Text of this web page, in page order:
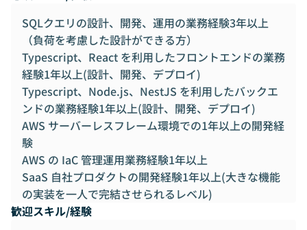
SQLクエリの設計、開発、運用の業務経験3年以上
（負荷を考慮した設計ができる方）
Typescript、React を利用したフロントエンドの業務
経験1年以上(設計、開発、デプロイ)
Typescript、Node.js、NestJS を利用したバックエ
ンドの業務経験1年以上(設計、開発、デプロイ)
AWS サーバーレスフレーム環境での1年以上の開発経
験
AWS の IaC 管理運用業務経験1年以上
SaaS 自社プロダクトの開発経験1年以上(大きな機能
の実装を一人で完結させられるレベル)
歓迎スキル/経験